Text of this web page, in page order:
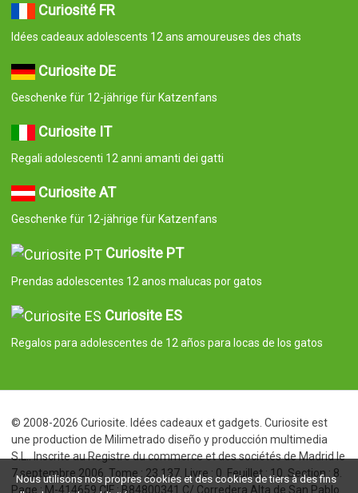
Curiosité FR
Idées cadeaux adolescents 12 ans amoureuses des chats
Curiosite DE
Geschenke für 12-jährige für Katzenfans
Curiosite IT
Regali adolescenti 12 anni amanti dei gatti
Curiosite AT
Geschenke für 12-jährige für Katzenfans
Curiosite PT
Prendas adolescentes 12 anos malucas por gatos
Curiosite ES
Regalos para adolescentes de 12 años para locas de los gatos
© 2008-2026 Curiosite. Idées cadeaux et gadgets. Curiosite est
une production de Milimetrado diseño y producción multimedia
S.L.. Inscrite au Registre du commerce et des sociétés de Madrid le
7 septembre 2006. Tome : 23.137. Livre : 0. Feuillet : 10. Section : 8.
Page : M-414659 CIF : B84800341 C/ Corredera Alta de San Pablo
Nous utilisons nos propres cookies et des cookies de tiers à des fins